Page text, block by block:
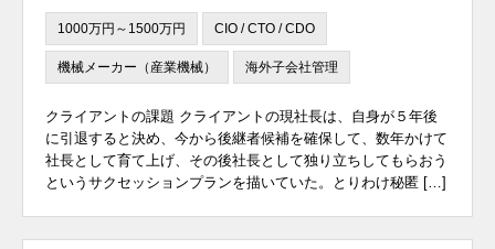
1000万円～1500万円 CIO / CTO / CDO
機械メーカー（産業機械） 海外子会社管理
クライアントの課題 クライアントの現社長は、自身が５年後
に引退すると決め、今から後継者候補を確保して、数年かけて
社長として育て上げ、その後社長として独り立ちしてもらおう
というサクセッションプランを描いていた。とりわけ秘匿 […]